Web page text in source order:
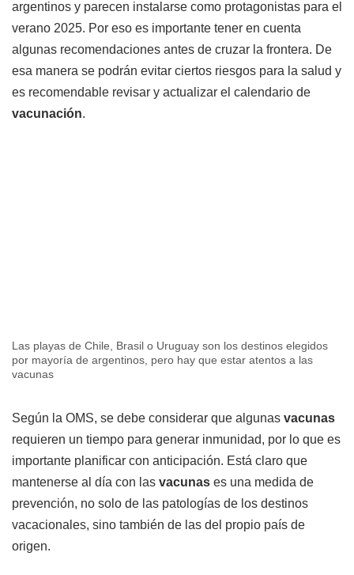
argentinos y parecen instalarse como protagonistas para el
verano 2025. Por eso es importante tener en cuenta
algunas recomendaciones antes de cruzar la frontera. De
esa manera se podrán evitar ciertos riesgos para la salud y
es recomendable revisar y actualizar el calendario de
vacunación.
Las playas de Chile, Brasil o Uruguay son los destinos elegidos
por mayoría de argentinos, pero hay que estar atentos a las
vacunas
Según la OMS, se debe considerar que algunas vacunas
requieren un tiempo para generar inmunidad, por lo que es
importante planificar con anticipación. Está claro que
mantenerse al día con las vacunas es una medida de
prevención, no solo de las patologías de los destinos
vacacionales, sino también de las del propio país de
origen.